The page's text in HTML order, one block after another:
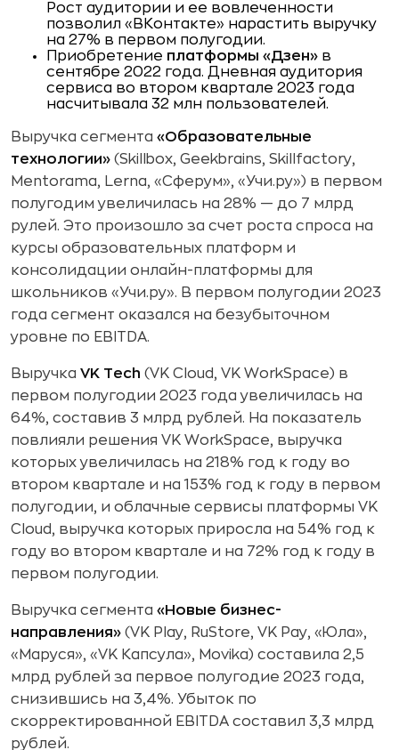
Рост аудитории и ее вовлеченности
позволил «ВКонтакте» нарастить выручку
на 27% в первом полугодии.
Приобретение платформы «Дзен» в
сентябре 2022 года. Дневная аудитория
сервиса во втором квартале 2023 года
насчитывала 32 млн пользователей.
Выручка сегмента «Образовательные
технологии» (Skillbox, Geekbrains, Skillfactory,
Mentorama, Lerna, «Сферум», «Учи.ру») в первом
полугодим увеличилась на 28% — до 7 млрд
рулей. Это произошло за счет роста спроса на
курсы образовательных платформ и
консолидации онлайн-платформы для
школьников «Учи.ру». В первом полугодии 2023
года сегмент оказался на безубыточном
уровне по EBITDA.
Выручка VK Tech (VK Cloud, VK WorkSpace) в
первом полугодии 2023 года увеличилась на
64%, составив 3 млрд рублей. На показатель
повлияли решения VK WorkSpace, выручка
которых увеличилась на 218% год к году во
втором квартале и на 153% год к году в первом
полугодии, и облачные сервисы платформы VK
Cloud, выручка которых приросла на 54% год к
году во втором квартале и на 72% год к году в
первом полугодии.
Выручка сегмента «Новые бизнес-
направления» (VK Play, RuStore, VK Pay, «Юла»,
«Маруся», «VK Капсула», Movika) составила 2,5
млрд рублей за первое полугодие 2023 года,
снизившись на 3,4%. Убыток по
скорректированной EBITDA составил 3,3 млрд
рублей.